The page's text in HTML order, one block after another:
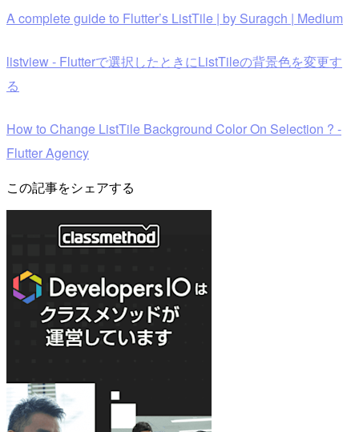
A complete guide to Flutter’s ListTile | by Suragch | Medium
listview - Flutterで選択したときにListTileの背景色を変更す
る
How to Change ListTile Background Color On Selection ? -
Flutter Agency
この記事をシェアする